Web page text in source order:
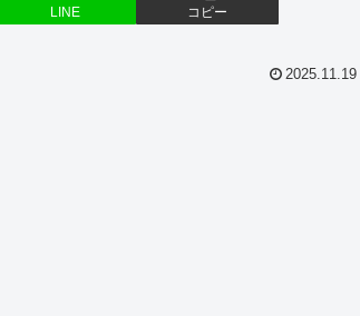
LINE コピー
2025.11.19